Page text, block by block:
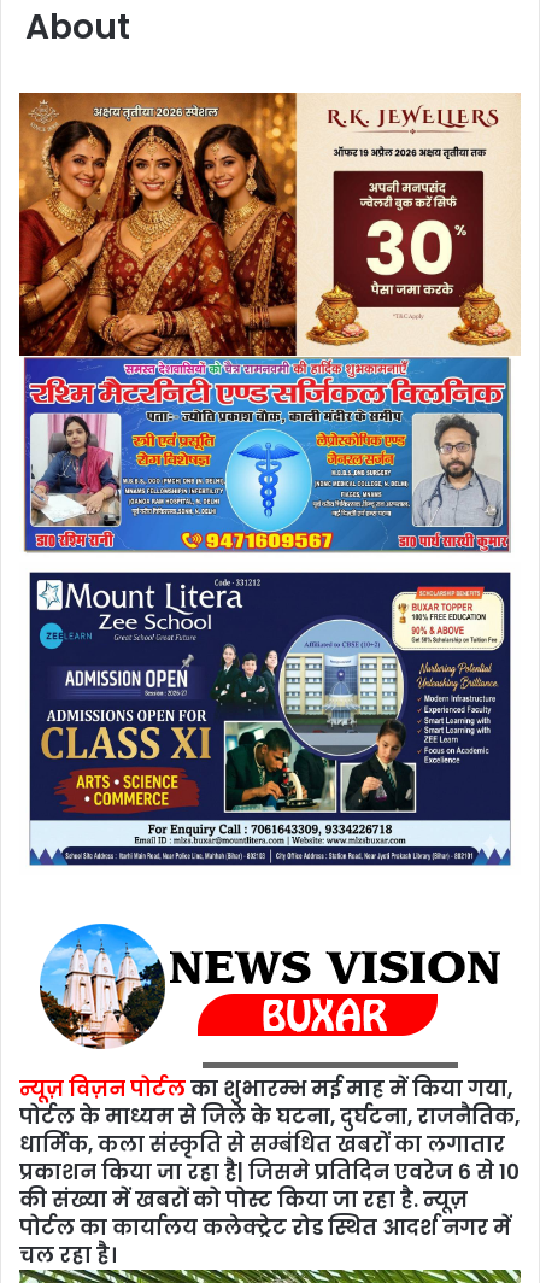
About
न्यूज़ विज़न पोर्टलका शुभारम्भ मई माह में किया गया,
पोर्टल के माध्यम से जिले के घटना, दुर्घटना, राजनैतिक,
धार्मिक, कला संस्कृति से सम्बंधित खबरों का लगातार
प्रकाशन किया जा रहा है| जिसमे प्रतिदिन एवरेज 6 से 10
की संख्या में खबरों को पोस्ट किया जा रहा है.न्यूज़
पोर्टल का कार्यालयकलेक्ट्रेट रोड स्थित आदर्श नगर में
चल रहा है।